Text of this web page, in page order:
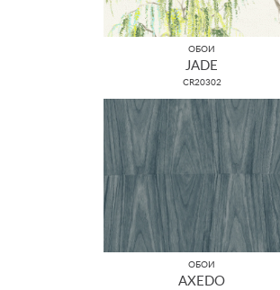
ОБОИ
JADE
CR20302
ОБОИ
AXEDO